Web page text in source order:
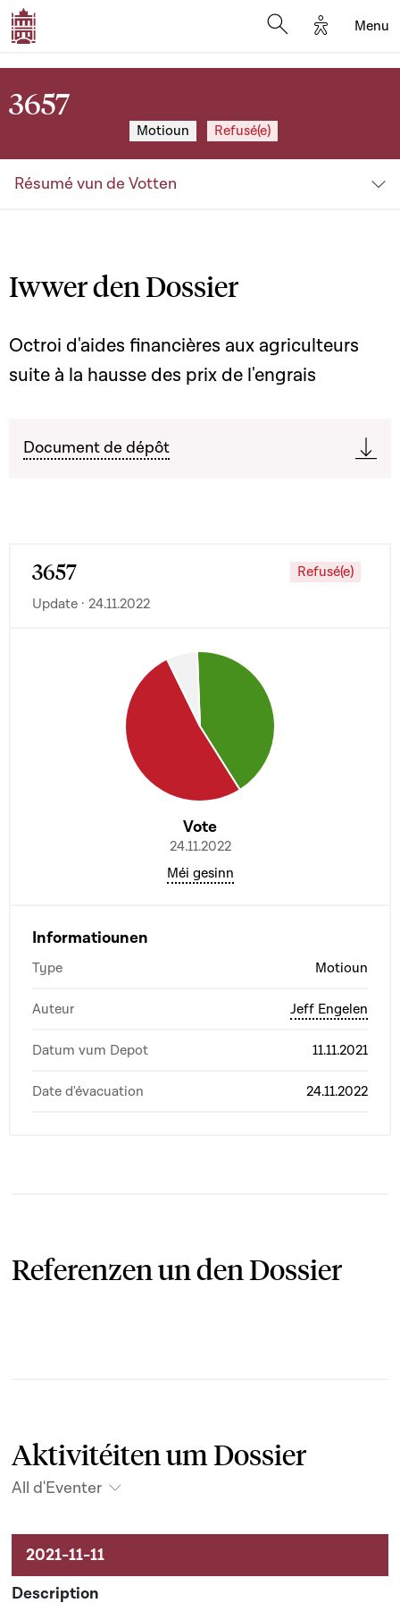
Options
Menu
3657
Motioun Refusé(e)
Résumé vun de Votten
Iwwer den Dossier
Octroi d'aides financières aux agriculteurs
suite à la hausse des prix de l'engrais
Document de dépôt
3657
Refusé(e)
Update · 24.11.2022
Vote
24.11.2022
Méi gesinn
Informatiounen
Type Motioun
Auteur Jeff Engelen
Datum vum Depot 11.11.2021
Date d'évacuation 24.11.2022
Referenzen un den Dossier
Aktivitéiten um Dossier
All d'Eventer
Aktivitéiten um Dossier